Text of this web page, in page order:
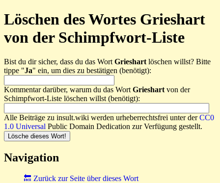
Löschen des Wortes Grieshart
von der Schimpfwort-Liste
Bist du dir sicher, dass du das Wort Grieshart löschen willst? Bitte
tippe "Ja" ein, um dies zu bestätigen (benötigt):
Kommentar darüber, warum du das Wort Grieshart von der
Schimpfwort-Liste löschen willst (benötigt):
Alle Beiträge zu insult.wiki werden urheberrechtsfrei unter derCC0
1.0 Universal Public Domain Dedication zur Verfügung gestellt.
Navigation
🔙 Zurück zur Seite über dieses Wort